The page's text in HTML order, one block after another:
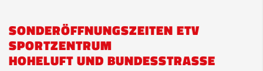
SONDERÖFFNUNGSZEITEN ETV
SPORTZENTRUM
HOHELUFT UND BUNDESSTRASSE